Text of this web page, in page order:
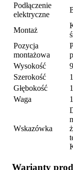
Podłączenie
elektryczne
Montaż
Pozycja
montażowa
Wysokość
Szerokość
Głębokość
Waga
Wskazówka
Warianty